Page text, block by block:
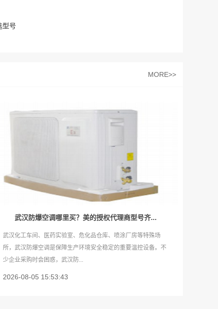
型号
MORE>>
武汉防爆空调哪里买？美的授权代理商型号齐...
武汉化工车间、医药实验室、危化品仓库、喷涂厂房等特殊场
所，武汉防爆空调是保障生产环境安全稳定的重要温控设备。不
少企业采购时会困惑，武汉防...
2026-08-05 15:53:43